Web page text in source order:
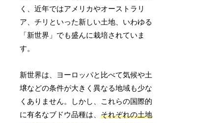
く、近年ではアメリカやオーストラリ
ア、チリといった新しい土地、いわゆる
「新世界」でも盛んに栽培されていま
す。
新世界は、ヨーロッパと比べて気候や土
壌などの条件が大きく異なる地域も少な
くありません。しかし、これらの国際的
に有名なブドウ品種は、それぞれの土地